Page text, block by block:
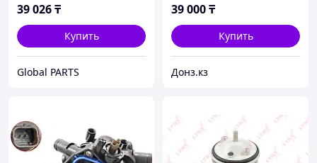
39 026₸
Купить
Global PARTS
39 000₸
Купить
Донз.кз